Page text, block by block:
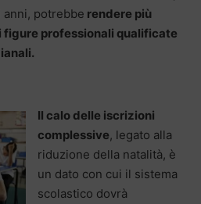
potrebbe rendere più
professionali qualificate
Il calo delle iscrizioni
complessive, legato alla
riduzione della natalità, è
un dato con cui il sistema
scolastico dovrà